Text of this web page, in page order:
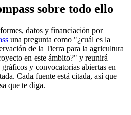
sobre todo ello
datos y financiación por
una pregunta como "¿cuál es la
de la Tierra para la agricultura
en este ámbito?" y reunirá
y convocatorias abiertas en
Cada fuente está citada, así que
que te diga.